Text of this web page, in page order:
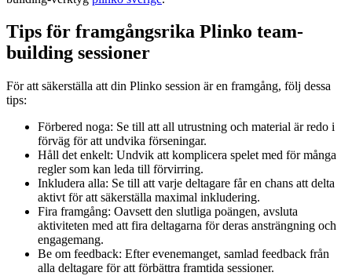
Tips för framgångsrika Plinko team-
building sessioner
För att säkerställa att din Plinko session är en framgång, följ dessa
tips:
Förbered noga: Se till att all utrustning och material är redo i
förväg för att undvika förseningar.
Håll det enkelt: Undvik att komplicera spelet med för många
regler som kan leda till förvirring.
Inkludera alla: Se till att varje deltagare får en chans att delta
aktivt för att säkerställa maximal inkludering.
Fira framgång: Oavsett den slutliga poängen, avsluta
aktiviteten med att fira deltagarna för deras ansträngning och
engagemang.
Be om feedback: Efter evenemanget, samlad feedback från
alla deltagare för att förbättra framtida sessioner.